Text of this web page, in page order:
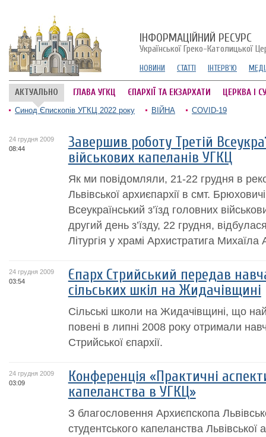
ІНФОРМАЦІЙНИЙ РЕСУРС
Української Греко-Католицької
НОВИНИ СТАТТІ ІНТЕРВ'Ю
АКТУАЛЬНО ГЛАВА УГКЦ ЄПАРХІЇ ТА ЕКЗАРХАТИ ЦЕРКВА І
Синод Єпископів УГКЦ 2022 року ВІЙНА COVID-19
24 грудня 2009
08:44
Завершив роботу Третій
військових капеланів УГКЦ
Як ми повідомляли, 21-22 грудня в
Львівської архиєпархії в смт.
Всеукраїнський з’їзд головних
другий день з’їзду, 22 грудня,
Літургія у храмі Архистратига Михаїла
24 грудня 2009
03:54
Єпарх Стрийський передав
сільських шкіл на Жидачівщині
Сільські школи на Жидачівщині, що
повені в липні 2008 року отримали
Стрийської єпархії.
24 грудня 2009
03:09
Конференція «Практичні
капеланства в УГКЦ»
З благословення Архиєпскопа
студентського капеланства Львівської